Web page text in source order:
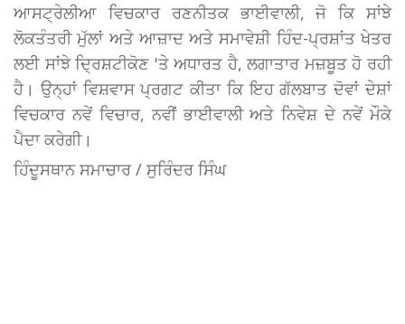
ਆਸਟ੍ਰੇਲੀਆ ਵਿਚਕਾਰ ਰਣਨੀਤਕ ਭਾਈਵਾਲੀ, ਜੋ ਕਿ ਸਾਂਝੇ
ਲੋਕਤੰਤਰੀ ਮੁੱਲਾਂ ਅਤੇ ਆਜ਼ਾਦ ਅਤੇ ਸਮਾਵੇਸ਼ੀ ਹਿੰਦ-ਪ੍ਰਸ਼ਾਂਤ ਖੇਤਰ
ਲਈ ਸਾਂਝੇ ਦ੍ਰਿਸ਼ਟੀਕੋਣ 'ਤੇ ਅਧਾਰਤ ਹੈ, ਲਗਾਤਾਰ ਮਜ਼ਬੂਤ ਹੋ ਰਹੀ
ਹੈ। ਉਨ੍ਹਾਂ ਵਿਸ਼ਵਾਸ ਪ੍ਰਗਟ ਕੀਤਾ ਕਿ ਇਹ ਗੱਲਬਾਤ ਦੋਵਾਂ ਦੇਸ਼ਾਂ
ਵਿਚਕਾਰ ਨਵੇਂ ਵਿਚਾਰ, ਨਵੀਂ ਭਾਈਵਾਲੀ ਅਤੇ ਨਿਵੇਸ਼ ਦੇ ਨਵੇਂ ਮੌਕੇ
ਪੈਦਾ ਕਰੇਗੀ।
ਹਿੰਦੂਸਥਾਨ ਸਮਾਚਾਰ / ਸੁਰਿੰਦਰ ਸਿੰਘ